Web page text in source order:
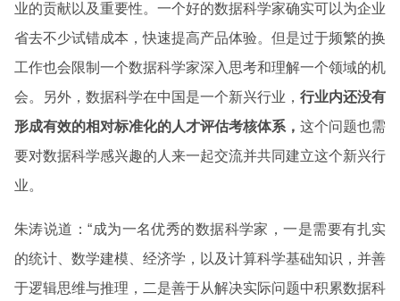
业的贡献以及重要性。一个好的数据科学家确实可以为企业
省去不少试错成本，快速提高产品体验。但是过于频繁的换
工作也会限制一个数据科学家深入思考和理解一个领域的机
会。另外，数据科学在中国是一个新兴行业， 行业内还没有
形成有效的相对标准化的人才评估考核体系， 这个问题也需
要对数据科学感兴趣的人来一起交流并共同建立这个新兴行
业。
朱涛说道：“成为一名优秀的数据科学家，一是需要有扎实
的统计、数学建模、经济学，以及计算科学基础知识，并善
于逻辑思维与推理，二是善于从解决实际问题中积累数据科